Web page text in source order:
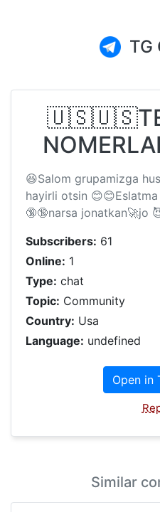
TG
😆Salom grupamizga
hayirli otsin
🔞🔞narsa jonatkan🚀jo
Subscribers: 61
Online: 1
Type: chat
Topic: Community
Country: Usa
Language: undefined
Open in
Similar